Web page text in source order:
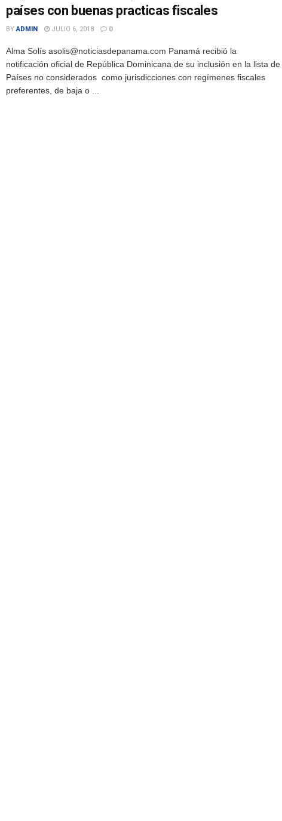
países con buenas practicas fiscales
BY ADMIN JULIO 6, 2018 0
Alma Solís asolis@noticiasdepanama.com Panamá recibió la
notificación oficial de República Dominicana de su inclusión en la lista de
Países no considerados como jurisdicciones con regímenes fiscales
preferentes, de baja o ...